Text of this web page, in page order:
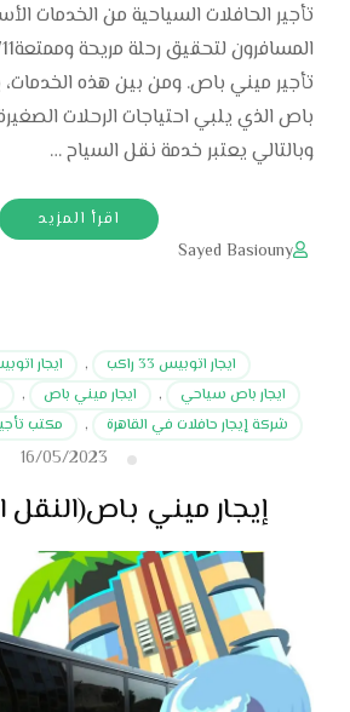
تأجير الحافلات السياحية من الخدمات
تأجير ميني باص. ومن بين هذه الخدمات،
باص الذي يلبي احتياجات الرحلات
وبالتالي يعتبر خدمة نقل السياح …
اقرأ المزيد
Sayed Basiouny
ايجار اتوبيس 33 راكب , ايجار
ايجار باص سياحي
, ايجار ميني باص ,
شركة إيجار حافلات في القاهرة
, مكتب
16/05/2023
إيجار ميني